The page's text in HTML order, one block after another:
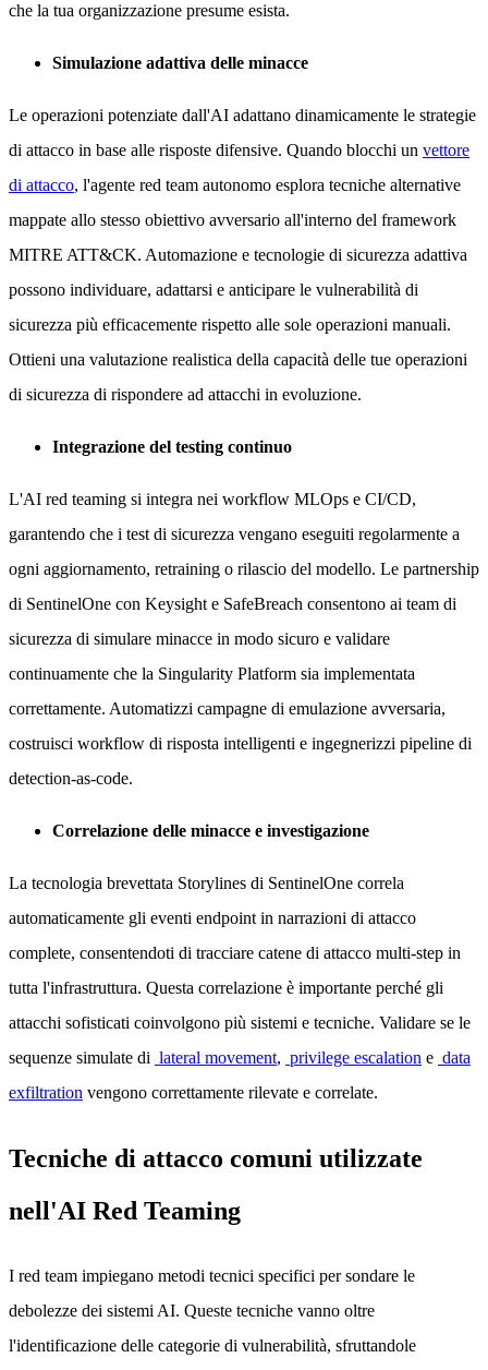
che la tua organizzazione presume esista.
Simulazione adattiva delle minacce
Le operazioni potenziate dall'AI adattano dinamicamente le strategie
di attacco in base alle risposte difensive. Quando blocchi un vettore
di attacco, l'agente red team autonomo esplora tecniche alternative
mappate allo stesso obiettivo avversario all'interno del framework
MITRE ATT&CK. Automazione e tecnologie di sicurezza adattiva
possono individuare, adattarsi e anticipare le vulnerabilità di
sicurezza più efficacemente rispetto alle sole operazioni manuali.
Ottieni una valutazione realistica della capacità delle tue operazioni
di sicurezza di rispondere ad attacchi in evoluzione.
Integrazione del testing continuo
L'AI red teaming si integra nei workflow MLOps e CI/CD,
garantendo che i test di sicurezza vengano eseguiti regolarmente a
ogni aggiornamento, retraining o rilascio del modello. Le partnership
di SentinelOne con Keysight e SafeBreach consentono ai team di
sicurezza di simulare minacce in modo sicuro e validare
continuamente che la Singularity Platform sia implementata
correttamente. Automatizzi campagne di emulazione avversaria,
costruisci workflow di risposta intelligenti e ingegnerizzi pipeline di
detection-as-code.
Correlazione delle minacce e investigazione
La tecnologia brevettata Storylines di SentinelOne correla
automaticamente gli eventi endpoint in narrazioni di attacco
complete, consentendoti di tracciare catene di attacco multi-step in
tutta l'infrastruttura. Questa correlazione è importante perché gli
attacchi sofisticati coinvolgono più sistemi e tecniche. Validare se le
sequenze simulate di lateral movement, privilege escalation e data
exfiltration vengono correttamente rilevate e correlate.
Tecniche di attacco comuni utilizzate
nell'AI Red Teaming
I red team impiegano metodi tecnici specifici per sondare le
debolezze dei sistemi AI. Queste tecniche vanno oltre
l'identificazione delle categorie di vulnerabilità, sfruttandole